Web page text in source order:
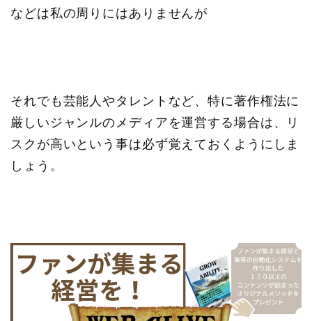
などは私の周りにはありませんが
それでも芸能人やタレントなど、特に著作権法に
厳しいジャンルのメディアを運営する場合は、リ
スクが高いという事は必ず覚えておくようにしま
しょう。